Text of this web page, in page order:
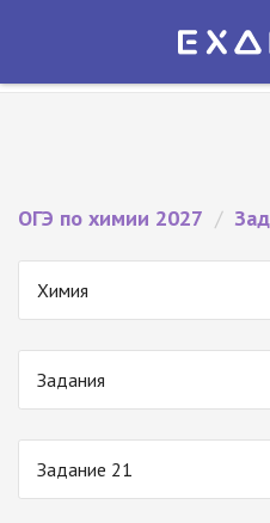
Экзамер — ЕГЭ 2027
ОГЭ по химии 2027 /
Химия
Задания
Задание 21